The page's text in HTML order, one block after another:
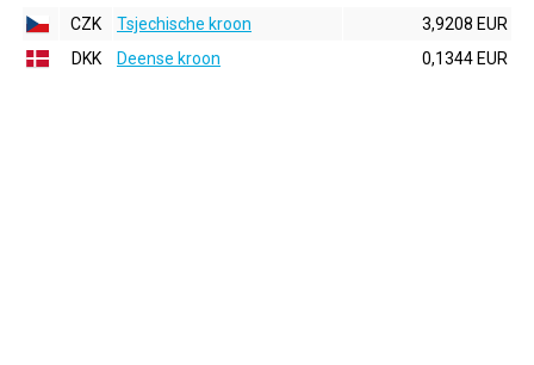
CZK
Tsjechische kroon
3,9208 EUR
DKK
Deense kroon 0,1344 EUR